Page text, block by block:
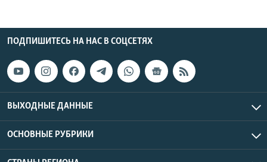
ПОДПИШИТЕСЬ НА НАС В СОЦСЕТЯХ
ВЫХОДНЫЕ ДАННЫЕ
ОСНОВНЫЕ РУБРИКИ